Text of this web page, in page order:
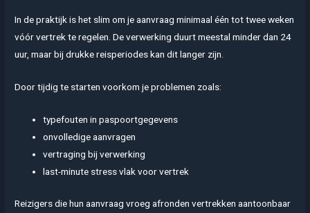
In de praktijk is het slim om je aanvraag minimaal één tot twee weken
vóór vertrek te regelen. De verwerking duurt meestal minder dan 24
uur, maar bij drukke reisperiodes kan dit langer zijn.
Door tijdig te starten voorkom je problemen zoals:
typefouten in paspoortgegevens
onvolledige aanvragen
vertraging bij verwerking
last-minute stress vlak voor vertrek
Reizigers die hun aanvraag vroeg afronden vertrekken aantoonbaar